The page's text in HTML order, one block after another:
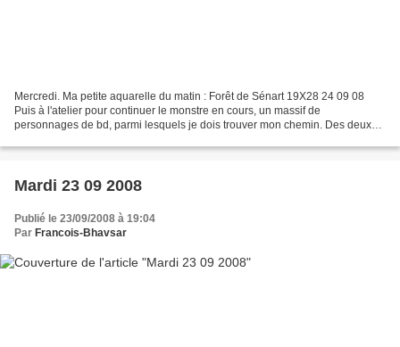
Mercredi. Ma petite aquarelle du matin : Forêt de Sénart 19X28 24 09 08
Puis à l'atelier pour continuer le monstre en cours, un massif de
personnages de bd, parmi lesquels je dois trouver mon chemin. Des deux
Mardi 23 09 2008
Publié le 23/09/2008 à 19:04
Par Francois-Bhavsar